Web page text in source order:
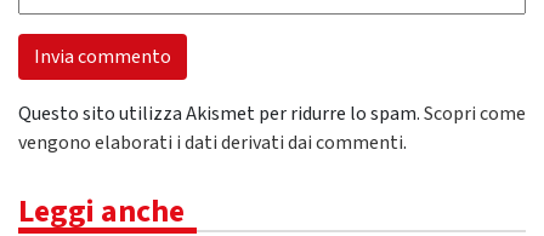
Questo sito utilizza Akismet per ridurre lo spam.Scopri come
vengono elaborati i dati derivati dai commenti.
Leggi anche